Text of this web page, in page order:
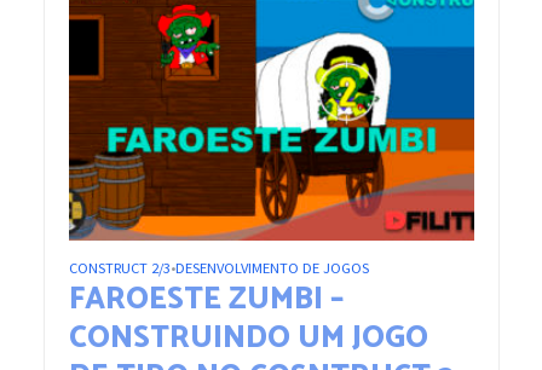
CONSTRUCT 2/3•DESENVOLVIMENTO DE JOGOS
FAROESTE ZUMBI –
CONSTRUINDO UM JOGO